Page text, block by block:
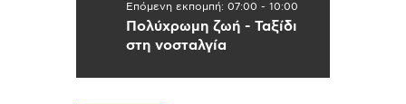
Επόμενη εκπομπή: 07:00 - 10:00
Πολύχρωμη ζωή - Ταξίδι
στη νοσταλγία